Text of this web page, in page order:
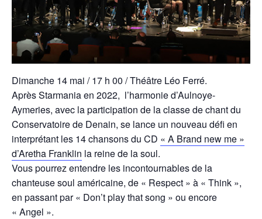
Dimanche 14 mai / 17 h 00 / Théâtre Léo Ferré.
Après Starmania en 2022, l’harmonie d’Aulnoye-
Aymeries, avec la participation de la classe de chant du
Conservatoire de Denain, se lance un nouveau défi en
interprétant les 14 chansons du CD « A Brand new me »
d’Aretha Franklin la reine de la soul.
Vous pourrez entendre les incontournables de la
chanteuse soul américaine, de « Respect » à « Think »,
en passant par « Don’t play that song » ou encore
« Angel ».